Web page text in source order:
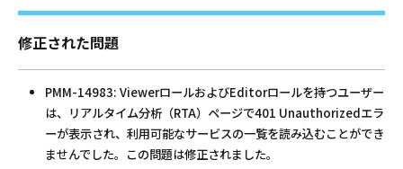
修正された問題
PMM-14983: ViewerロールおよびEditorロールを持つユーザー
は、リアルタイム分析（RTA）ページで401 Unauthorizedエラ
ーが表示され、利用可能なサービスの一覧を読み込むことができ
ませんでした。この問題は修正されました。